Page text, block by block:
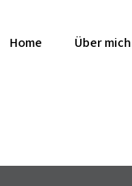
Home Über mich